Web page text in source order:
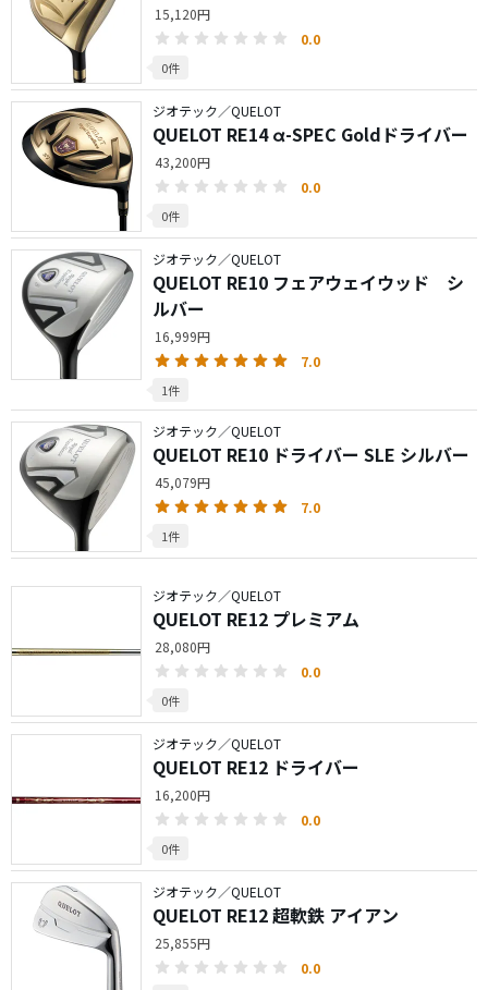
15,120円
0.0
0件
ジオテック／QUELOT
QUELOT RE14 α-SPEC Goldドライバー
43,200円
0.0
0件
ジオテック／QUELOT
QUELOT RE10 フェアウェイウッド シ
ルバー
16,999円
7.0
1件
ジオテック／QUELOT
QUELOT RE10 ドライバー SLE シルバー
45,079円
7.0
1件
ジオテック／QUELOT
QUELOT RE12 プレミアム
28,080円
0.0
0件
ジオテック／QUELOT
QUELOT RE12 ドライバー
16,200円
0.0
0件
ジオテック／QUELOT
QUELOT RE12 超軟鉄 アイアン
25,855円
0.0